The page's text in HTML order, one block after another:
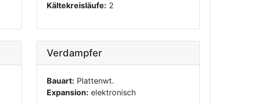
Kältekreisläufe: 2
Verdampfer
Bauart: Plattenwt.
Expansion: elektronisch